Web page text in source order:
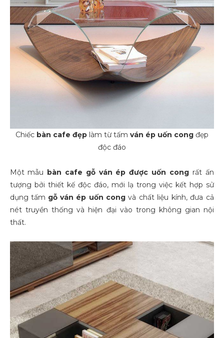
Chiếc bàn cafe đẹp làm từ tấm ván ép uốn cong đẹp
độc đáo
Một mẫu bàn cafe gỗ ván ép được uốn cong rất ấn
tượng bởi thiết kế độc đáo, mới lạ trong việc kết hợp sử
dụng tấm gỗ ván ép uốn cong và chất liệu kính, đưa cả
nét truyền thống và hiện đại vào trong không gian nội
thất.